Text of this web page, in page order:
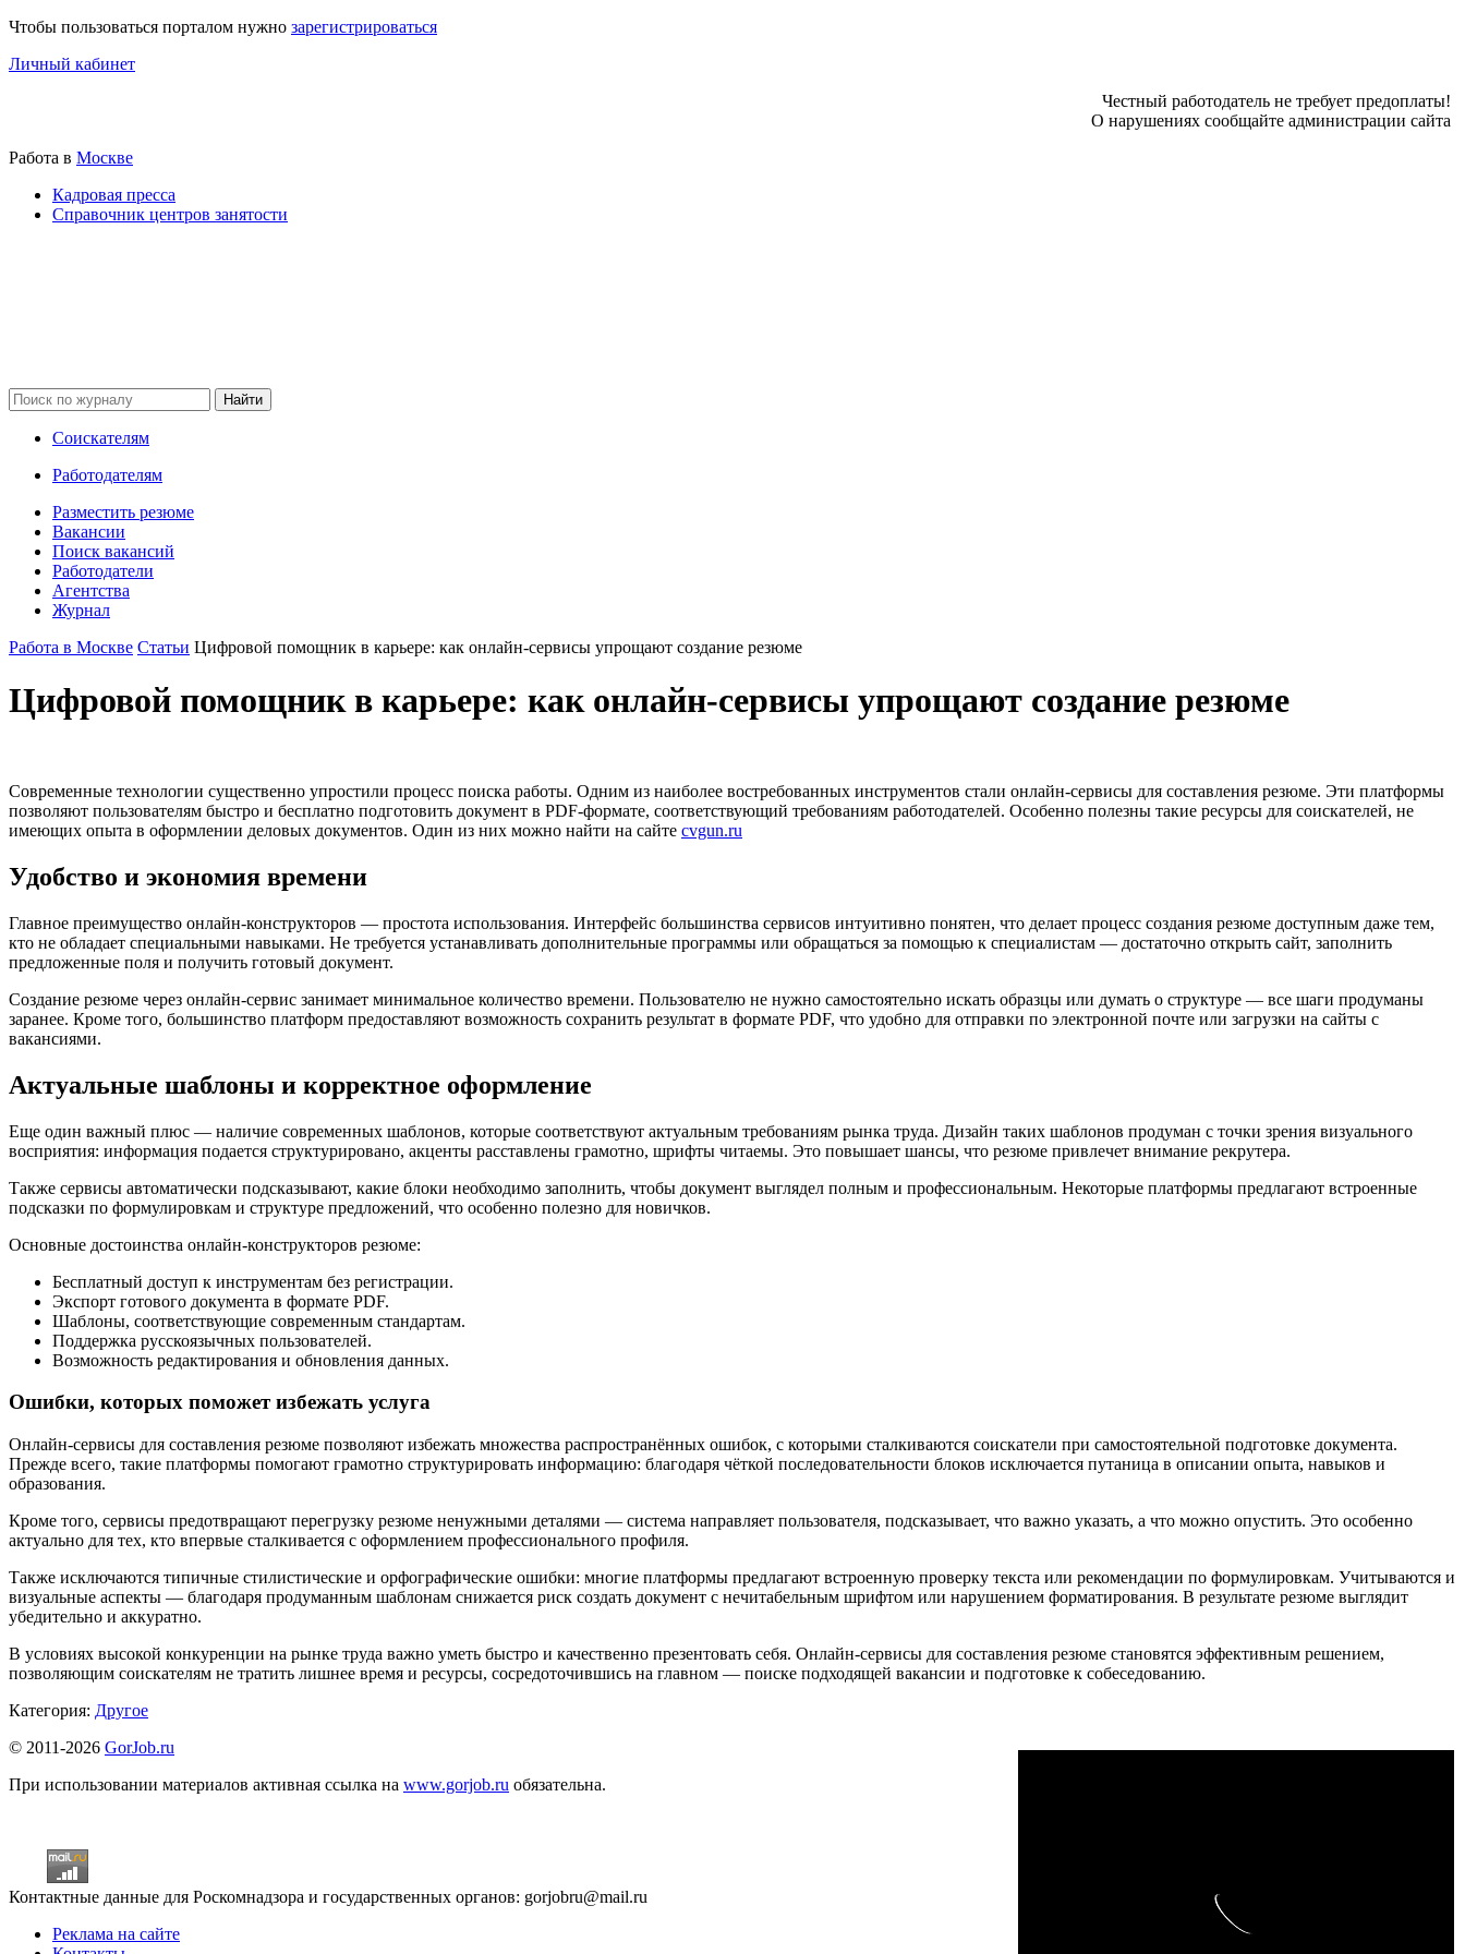
Чтобы пользоваться порталом нужно зарегистрироваться
Личный кабинет
Честный работодатель не требует предоплаты!
О нарушениях сообщайте администрации сайта
Работа в Москве
Кадровая пресса
Справочник центров занятости
Соискателям
Работодателям
Разместить резюме
Вакансии
Поиск вакансий
Работодатели
Агентства
Журнал
Работа в Москве Статьи Цифровой помощник в карьере: как онлайн-сервисы упрощают создание резюме
Цифровой помощник в карьере: как онлайн-сервисы упрощают создание резюме
Современные технологии существенно упростили процесс поиска работы. Одним из наиболее востребованных инструментов стали онлайн-сервисы для составления резюме. Эти платформы
позволяют пользователям быстро и бесплатно подготовить документ в PDF-формате, соответствующий требованиям работодателей. Особенно полезны такие ресурсы для соискателей, не
имеющих опыта в оформлении деловых документов. Один из них можно найти на сайте cvgun.ru
Удобство и экономия времени
Главное преимущество онлайн-конструкторов — простота использования. Интерфейс большинства сервисов интуитивно понятен, что делает процесс создания резюме доступным даже тем,
кто не обладает специальными навыками. Не требуется устанавливать дополнительные программы или обращаться за помощью к специалистам — достаточно открыть сайт, заполнить
предложенные поля и получить готовый документ.
Создание резюме через онлайн-сервис занимает минимальное количество времени. Пользователю не нужно самостоятельно искать образцы или думать о структуре — все шаги продуманы
заранее. Кроме того, большинство платформ предоставляют возможность сохранить результат в формате PDF, что удобно для отправки по электронной почте или загрузки на сайты с
вакансиями.
Актуальные шаблоны и корректное оформление
Еще один важный плюс — наличие современных шаблонов, которые соответствуют актуальным требованиям рынка труда. Дизайн таких шаблонов продуман с точки зрения визуального
восприятия: информация подается структурировано, акценты расставлены грамотно, шрифты читаемы. Это повышает шансы, что резюме привлечет внимание рекрутера.
Также сервисы автоматически подсказывают, какие блоки необходимо заполнить, чтобы документ выглядел полным и профессиональным. Некоторые платформы предлагают встроенные
подсказки по формулировкам и структуре предложений, что особенно полезно для новичков.
Основные достоинства онлайн-конструкторов резюме:
Бесплатный доступ к инструментам без регистрации.
Экспорт готового документа в формате PDF.
Шаблоны, соответствующие современным стандартам.
Поддержка русскоязычных пользователей.
Возможность редактирования и обновления данных.
Ошибки, которых поможет избежать услуга
Онлайн-сервисы для составления резюме позволяют избежать множества распространённых ошибок, с которыми сталкиваются соискатели при самостоятельной подготовке документа.
Прежде всего, такие платформы помогают грамотно структурировать информацию: благодаря чёткой последовательности блоков исключается путаница в описании опыта, навыков и
образования.
Кроме того, сервисы предотвращают перегрузку резюме ненужными деталями — система направляет пользователя, подсказывает, что важно указать, а что можно опустить. Это особенно
актуально для тех, кто впервые сталкивается с оформлением профессионального профиля.
Также исключаются типичные стилистические и орфографические ошибки: многие платформы предлагают встроенную проверку текста или рекомендации по формулировкам. Учитываются и
визуальные аспекты — благодаря продуманным шаблонам снижается риск создать документ с нечитабельным шрифтом или нарушением форматирования. В результате резюме выглядит
убедительно и аккуратно.
В условиях высокой конкуренции на рынке труда важно уметь быстро и качественно презентовать себя. Онлайн-сервисы для составления резюме становятся эффективным решением,
позволяющим соискателям не тратить лишнее время и ресурсы, сосредоточившись на главном — поиске подходящей вакансии и подготовке к собеседованию.
Категория: Другое
© 2011-2026 GorJob.ru
При использовании материалов активная ссылка на www.gorjob.ru обязательна.
Контактные данные для Роскомнадзора и государственных органов: gorjobru@mail.ru
Реклама на сайте